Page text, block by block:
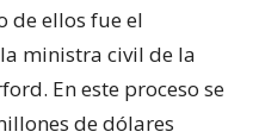
de ellos fue el
ministra civil de la
En este proceso se
de dólares